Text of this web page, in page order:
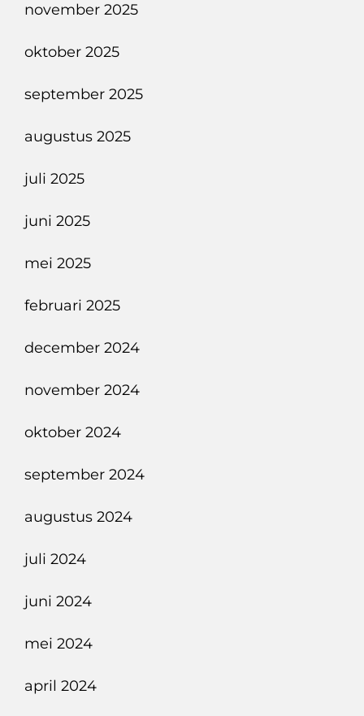
november 2025
oktober 2025
september 2025
augustus 2025
juli 2025
juni 2025
mei 2025
februari 2025
december 2024
november 2024
oktober 2024
september 2024
augustus 2024
juli 2024
juni 2024
mei 2024
april 2024